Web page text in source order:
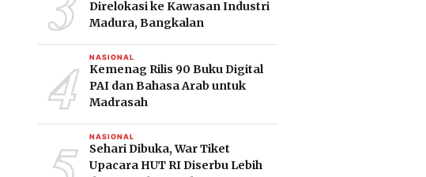
Direlokasi ke Kawasan Industri
Madura, Bangkalan
4 NASIONAL
Kemenag Rilis 90 Buku Digital
PAI dan Bahasa Arab untuk
Madrasah
NASIONAL
Sehari Dibuka, War Tiket
Upacara HUT RI Diserbu Lebih